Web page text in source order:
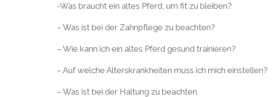
-Was braucht ein altes Pferd, um fit zu bleiben?
– Was ist bei der Zahnpflege zu beachten?
– Wie kann ich ein altes Pferd gesund trainieren?
– Auf welche Alterskrankheiten muss ich mich einstellen?
– Was ist bei der Haltung zu beachten